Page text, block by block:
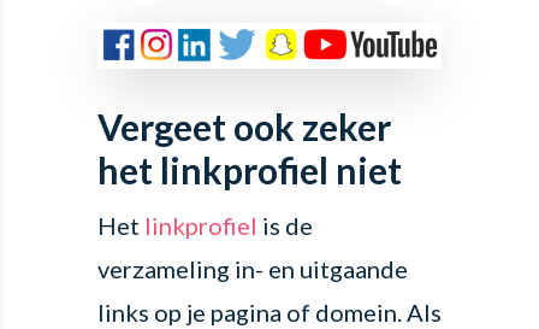
Vergeet ook zeker
het linkprofiel niet
Het linkprofiel is de
verzameling in- en uitgaande
links op je pagina of domein. Als